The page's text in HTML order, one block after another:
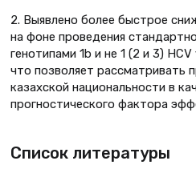
2. Выявлено более быстрое
на фоне проведения
генотипами 1b и не 1 (2 и 3)
что позволяет рассматривать
казахской национальности в
прогностического фактора
Список литературы